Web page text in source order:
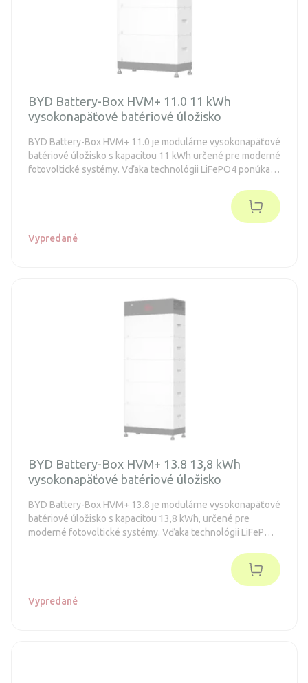
BYD Battery-Box HVM+ 11.0 11 kWh
vysokonapäťové batériové úložisko
BYD Battery-Box HVM+ 11.0 je modulárne vysokonapäťové
batériové úložisko s kapacitou 11 kWh určené pre moderné
fotovoltické systémy. Vďaka technológii LiFePO4 ponúka
Vypredané
BYD Battery-Box HVM+ 13.8 13,8 kWh
vysokonapäťové batériové úložisko
BYD Battery-Box HVM+ 13.8 je modulárne vysokonapäťové
batériové úložisko s kapacitou 13,8 kWh, určené pre
moderné fotovoltické systémy. Vďaka technológii LiFePO4
Vypredané